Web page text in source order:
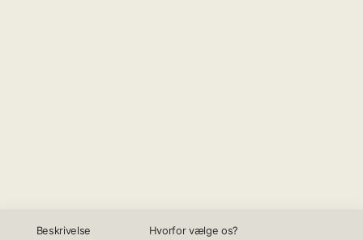
Beskrivelse
Hvorfor vælge os?